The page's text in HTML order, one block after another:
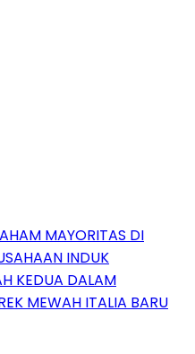
MAYORITAS DI
INDUK
KEDUA DALAM
MEWAH ITALIA BARU